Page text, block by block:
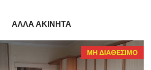
ΆΛΛΑ ΑΚΊΝΗΤΑ
ΜΗ ΔΙΑΘΈΣΙΜΟ